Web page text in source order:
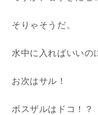
そりゃそうだ。
水中に入ればいいの
お次はサル！
ボスザルはドコ！？